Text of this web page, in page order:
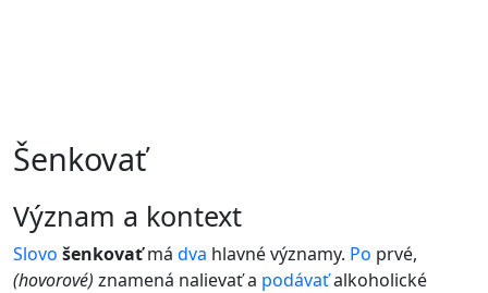
Šenkovať
význam a kontext
Slovo šenkovaťmá dva hlavné významy. Po prvé,
(hovorové) znamená nalievať a podávaťalkoholické